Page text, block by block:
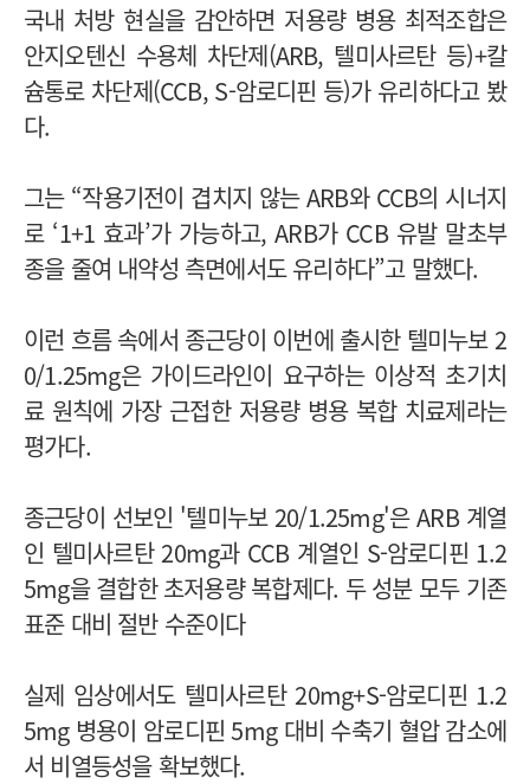
국내 처방 현실을 감안하면 저용량 병용 최적조합은
안지오텐신 수용체 차단제(ARB, 텔미사르탄 등)+칼
슘통로 차단제(CCB, S-암로디핀 등)가 유리하다고 봤
다.
그는 “작용기전이 겹치지 않는 ARB와 CCB의 시너지
로 ‘1+1 효과’가 가능하고, ARB가 CCB 유발 말초부
종을 줄여 내약성 측면에서도 유리하다”고 말했다.
이런 흐름 속에서 종근당이 이번에 출시한 텔미누보 2
0/1.25mg은 가이드라인이 요구하는 이상적 초기치
료 원칙에 가장 근접한 저용량 병용 복합 치료제라는
평가다.
종근당이 선보인 '텔미누보 20/1.25mg'은 ARB 계열
인 텔미사르탄 20mg과 CCB 계열인 S-암로디핀 1.2
5mg을 결합한 초저용량 복합제다. 두 성분 모두 기존
표준 대비 절반 수준이다
실제 임상에서도 텔미사르탄 20mg+S-암로디핀 1.2
5mg 병용이 암로디핀 5mg 대비 수축기 혈압 감소에
서 비열등성을 확보했다.